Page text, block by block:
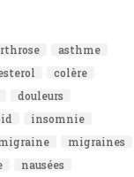
asthme
colère
douleurs
insomnie
migraines
nausées